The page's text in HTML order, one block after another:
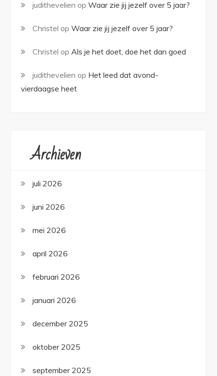
judithevelien opWaar zie jij jezelf over 5 jaar?
Christel opWaar zie jij jezelf over 5 jaar?
Christel op Als je het doet, doe het dan goed
judithevelien op Het leed dat avond-
vierdaagse heet
Archieven
juli 2026
juni 2026
mei 2026
april 2026
februari 2026
januari 2026
december 2025
oktober 2025
september 2025